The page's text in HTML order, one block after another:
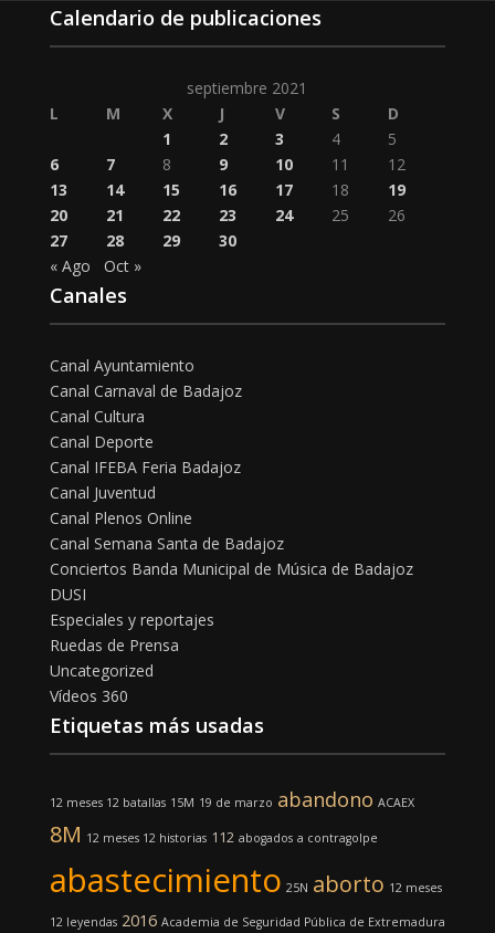
Calendario de publicaciones
septiembre 2021
L
M X J V S
D
1
2 3 4
5
6
7 8 9 10 11
12
13
14 15 16 17 18
19
20
21 22 23 24 25
26
27
28 29
30
« Ago
Oct »
Canales
Canal Ayuntamiento
Canal Carnaval de Badajoz
Canal Cultura
Canal Deporte
Canal IFEBA Feria Badajoz
Canal Juventud
Canal Plenos Online
Canal Semana Santa de Badajoz
Conciertos Banda Municipal de Música de Badajoz
DUSI
Especiales y reportajes
Ruedas de Prensa
Uncategorized
Vídeos 360
Etiquetas más usadas
12 meses 12 batallas 15M 19 de marzo abandono ACAEX
8M 12 meses 12 historias 112 abogados a contragolpe
abastecimiento 25N aborto 12 meses
12 leyendas 2016 Academia de Seguridad Pública de Extremadura